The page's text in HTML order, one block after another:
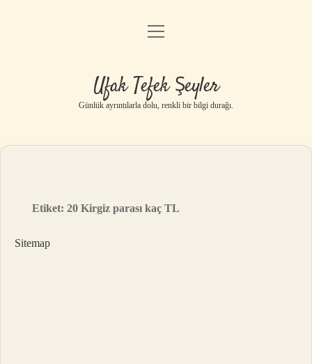
Anasayfa
Yasal Uyarı
menüyü
Ufak Tefek Şeyler
Günlük ayrıntılarla dolu, renkli bir bilgi durağı.
Etiket:20 Kirgiz parası kaç TL
Sitemap